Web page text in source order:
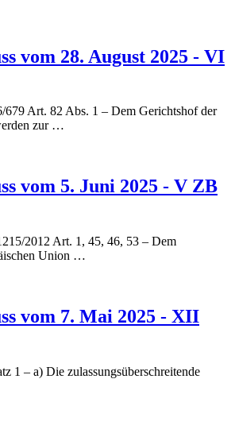
vom 28. August 2025 - VI
679 Art. 82 Abs. 1 – Dem Gerichtshof der
zur …
vom 5. Juni 2025 - V ZB
2012 Art. 1, 45, 46, 53 – Dem
Union …
vom 7. Mai 2025 - XII
1 – a) Die zulassungsüberschreitende